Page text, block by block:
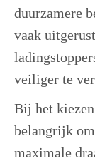
duurzamere
vaak
veiliger te
Bij het
belangrijk
maximale